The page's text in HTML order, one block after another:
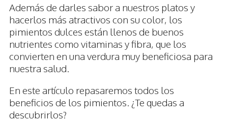
Además de darles sabor a nuestros platos y
hacerlos más atractivos con su color, los
pimientos dulces están llenos de buenos
nutrientes como vitaminas y fibra, que los
convierten en una verdura muy beneficiosa para
nuestra salud.
En este artículo repasaremos todos los
beneficios de los pimientos. ¿Te quedas a
descubrirlos?